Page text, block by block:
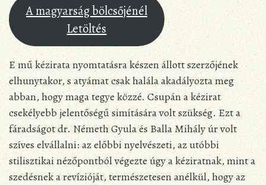
A magyarság bölcsőjénél
Letöltés
E mű kézirata nyomtatásra készen állott szerzőjének
elhunytakor, s atyámat csak halála akadályozta meg
abban, hogy maga tegye közzé. Csupán a kézirat
csekélyebb jelentőségű simítására volt szükség. Ezt a
fáradságot dr. Németh Gyula és Balla Mihály úr volt
szíves elvállalni: az előbbi nyelvészeti, az utóbbi
stilisztikai nézőpontból végezte úgy a kéziratnak, mint a
szedésnek a revízióját, természetesen anélkül, hogy az